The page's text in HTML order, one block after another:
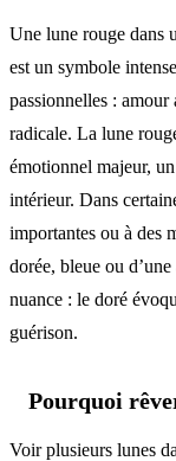
Une lune rouge
est un symbole
passionnelles :
radicale. La lune
émotionnel majeur,
intérieur. Dans
importantes ou à des
dorée, bleue ou
nuance : le doré
guérison.
Pourquoi
Voir plusieurs lunes